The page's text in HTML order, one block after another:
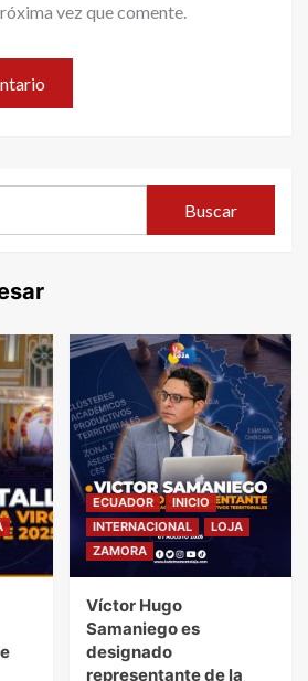
vez que comente.
ECUADOR
INICIO
INTERNACIONAL
LOJA
ZAMORA
Víctor Hugo
Samaniego es
designado
representante de la